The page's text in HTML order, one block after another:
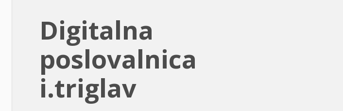
Digitalna
poslovalnica
i.triglav